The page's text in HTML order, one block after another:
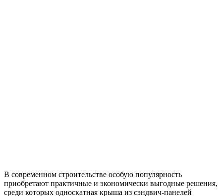
В современном строительстве особую популярность
приобретают практичные и экономически выгодные решения,
среди которых односкатная крыша из сэндвич-панелей